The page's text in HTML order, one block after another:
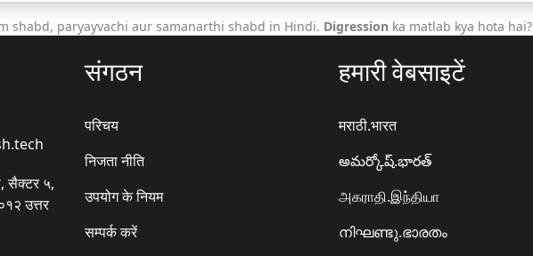
shabd, paryayvachi aur samanarthi shabd in Hindi. Digression ka matlab kya hota hai?
सैक्टर ५,
उत्तर
संगठन
परिचय
निजता नीति
उपयोग के नियम
सम्पर्क करें
हमारी वेबसाइटें
मराठी.भारत
అమర్కోష్.భారత్
அகராதி.இந்தியா
നിഘണ്ടു.ഭാരതം